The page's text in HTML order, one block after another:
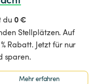
du 0 €
Stellplätzen. Auf
Rabatt. Jetzt für nur
sparen.
Mehr erfahren